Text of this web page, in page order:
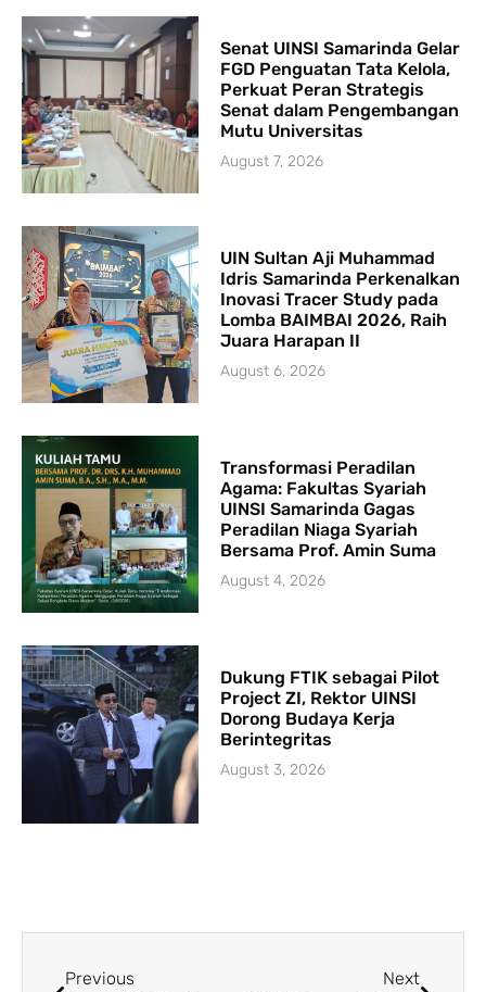
Senat UINSI Samarinda Gelar
FGD Penguatan Tata Kelola,
Perkuat Peran Strategis
Senat dalam Pengembangan
Mutu Universitas
August 7, 2026
UIN Sultan Aji Muhammad
Idris Samarinda Perkenalkan
Inovasi Tracer Study pada
Lomba BAIMBAI 2026, Raih
Juara Harapan II
August 6, 2026
Transformasi Peradilan
Agama: Fakultas Syariah
UINSI Samarinda Gagas
Peradilan Niaga Syariah
Bersama Prof. Amin Suma
August 4, 2026
Dukung FTIK sebagai Pilot
Project ZI, Rektor UINSI
Dorong Budaya Kerja
Berintegritas
August 3, 2026
Previous Next